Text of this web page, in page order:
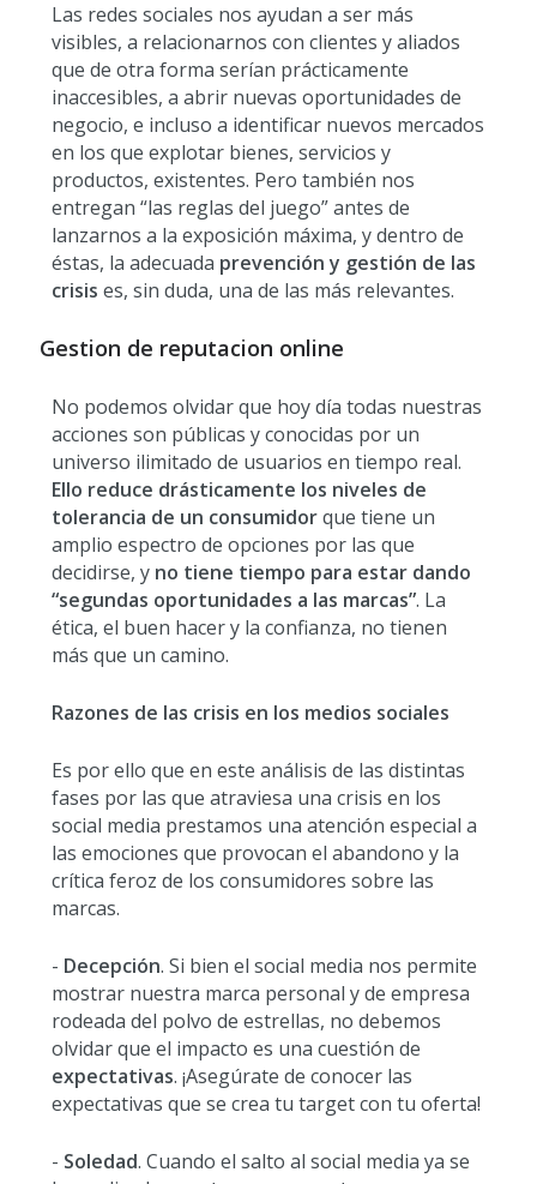
Las redes sociales nos ayudan a ser más
visibles, a relacionarnos con clientes y aliados
que de otra forma serían prácticamente
inaccesibles, a abrir nuevas oportunidades de
negocio, e incluso a identificar nuevos mercados
en los que explotar bienes, servicios y
productos, existentes. Pero también nos
entregan “las reglas del juego” antes de
lanzarnos a la exposición máxima, y dentro de
éstas, la adecuada prevención y gestión de las
crisis es, sin duda, una de las más relevantes.
Gestion de reputacion online
No podemos olvidar que hoy día todas nuestras
acciones son públicas y conocidas por un
universo ilimitado de usuarios en tiempo real.
Ello reduce drásticamente los niveles de
tolerancia de un consumidorque tiene un
amplio espectro de opciones por las que
decidirse, y no tiene tiempo para estar dando
“segundas oportunidades a las marcas”. La
ética, el buen hacer y la confianza, no tienen
más que un camino.
Razones de las crisis en los medios sociales
Es por ello que en este análisis de las distintas
fases por las que atraviesa una crisis en los
social media prestamos una atención especial a
las emociones que provocan el abandono y la
crítica feroz de los consumidores sobre las
marcas.
- Decepción. Si bien el social media nos permite
mostrar nuestra marca personal y de empresa
rodeada del polvo de estrellas, no debemos
olvidar que el impacto es una cuestión de
expectativas. ¡Asegúrate de conocer las
expectativas que se crea tu target con tu oferta!
- Soledad. Cuando el salto al social media ya se